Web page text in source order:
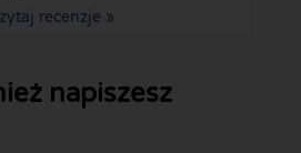
recenzje »
napiszesz